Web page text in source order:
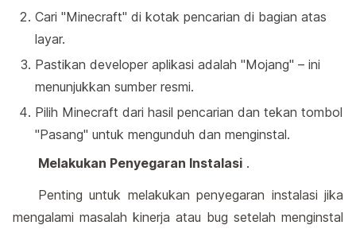
Cari "Minecraft" di kotak pencarian di bagian atas
layar.
Pastikan developer aplikasi adalah "Mojang" – ini
menunjukkan sumber resmi.
Pilih Minecraft dari hasil pencarian dan tekan tombol
"Pasang" untuk mengunduh dan menginstal.
Melakukan Penyegaran Instalasi .
Penting untuk melakukan penyegaran instalasi jika
mengalami masalah kinerja atau bug setelah menginstal